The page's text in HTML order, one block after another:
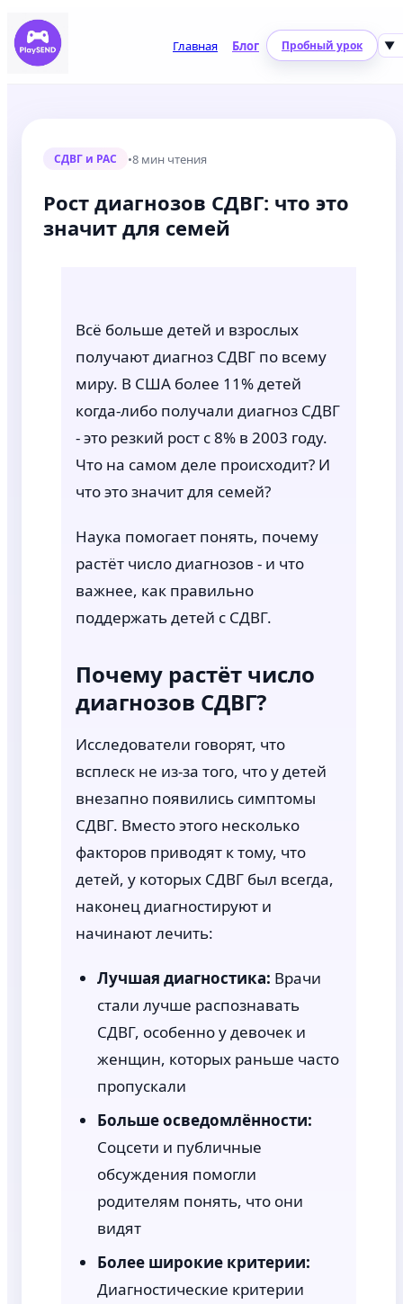
Главная Блог ▼
Пробный урок
СДВГ и РАС •8 мин чтения
Рост диагнозов СДВГ: что это
значит для семей
Всё больше детей и взрослых
получают диагноз СДВГ по всему
миру. В США более 11% детей
когда-либо получали диагноз СДВГ
- это резкий рост с 8% в 2003 году.
Что на самом деле происходит? И
что это значит для семей?
Наука помогает понять, почему
растёт число диагнозов - и что
важнее, как правильно
поддержать детей с СДВГ.
Почему растёт число
диагнозов СДВГ?
Исследователи говорят, что
всплеск не из-за того, что у детей
внезапно появились симптомы
СДВГ. Вместо этого несколько
факторов приводят к тому, что
детей, у которых СДВГ был всегда,
наконец диагностируют и
начинают лечить:
Лучшая диагностика: Врачи
стали лучше распознавать
СДВГ, особенно у девочек и
женщин, которых раньше часто
пропускали
Больше осведомлённости:
Соцсети и публичные
обсуждения помогли
родителям понять, что они
видят
Более широкие критерии:
Диагностические критерии